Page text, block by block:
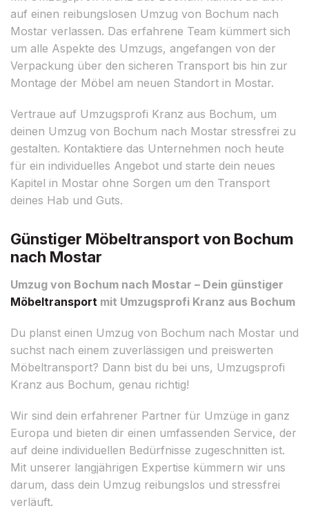
auf einen reibungslosen Umzug von Bochum nach
Mostar verlassen. Das erfahrene Team kümmert sich
um alle Aspekte des Umzugs, angefangen von der
Verpackung über den sicheren Transport bis hin zur
Montage der Möbel am neuen Standort in Mostar.
Vertraue auf Umzugsprofi Kranz aus Bochum, um
deinen Umzug von Bochum nach Mostar stressfrei zu
gestalten. Kontaktiere das Unternehmen noch heute
für ein individuelles Angebot und starte dein neues
Kapitel in Mostar ohne Sorgen um den Transport
deines Hab und Guts.
Günstiger Möbeltransport von Bochum
nach Mostar
Umzug von Bochum nach Mostar – Dein günstiger
Möbeltransport mit Umzugsprofi Kranz aus Bochum
Du planst einen Umzug von Bochum nach Mostar und
suchst nach einem zuverlässigen und preiswerten
Möbeltransport? Dann bist du bei uns, Umzugsprofi
Kranz aus Bochum, genau richtig!
Wir sind dein erfahrener Partner für Umzüge in ganz
Europa und bieten dir einen umfassenden Service, der
auf deine individuellen Bedürfnisse zugeschnitten ist.
Mit unserer langjährigen Expertise kümmern wir uns
darum, dass dein Umzug reibungslos und stressfrei
verläuft.